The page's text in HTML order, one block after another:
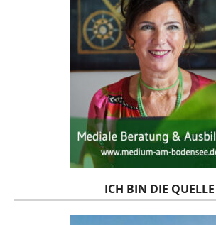
ICH BIN DIE QUELLE